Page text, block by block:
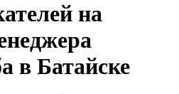
на
в Батайске